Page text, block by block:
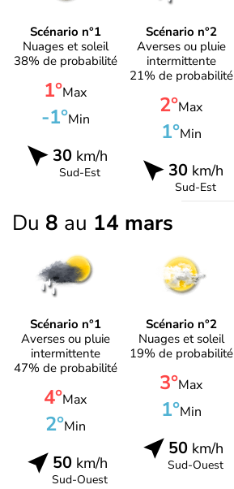
Scénario n°1
Nuages et soleil
38% de probabilité
1°Max
-1°Min
30km/h
Sud-Est
Scénario n°2
Averses ou pluie
intermittente
21% de probabilité
2°Max
1°Min
30km/h
Sud-Est
Du 8 au 14 mars
Scénario n°1
Averses ou pluie
intermittente
47% de probabilité
4°Max
2°Min
50km/h
Sud-Ouest
Scénario n°2
Nuages et soleil
19% de probabilité
3°Max
1°Min
50km/h
Sud-Ouest